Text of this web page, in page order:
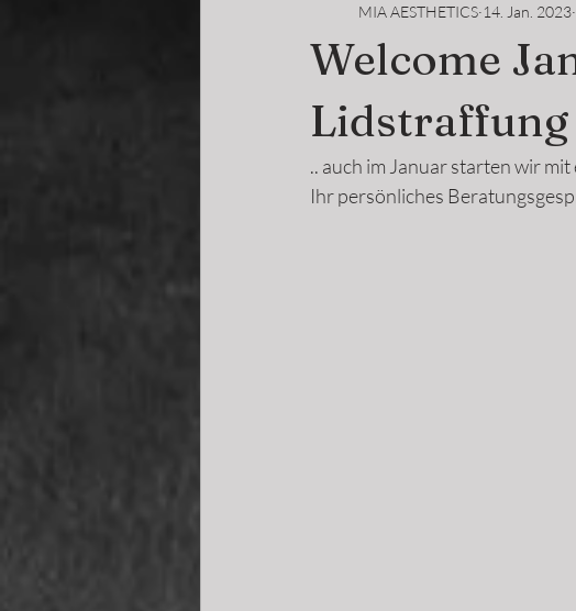
Welcome
Lidstraffung
MIA AESTHETICS 14. Jan. 2023
.. auch im Januar starten wir
Ihr persönliches